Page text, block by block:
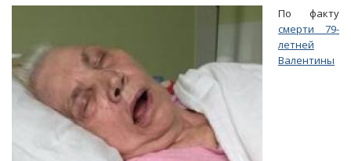
По факту
смерти 79-
летней
Валентины